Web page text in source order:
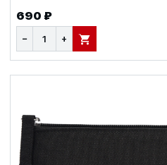
690 ₽
− + В КОРЗИНУ